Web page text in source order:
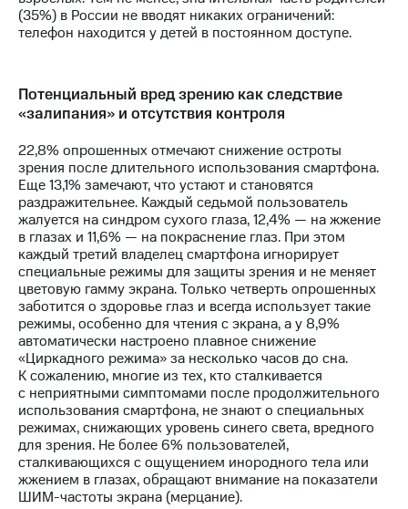
(35%) в России не вводят никаких ограничений:
телефон находится у детей в постоянном доступе.
Потенциальный вред зрению как следствие
«залипания» и отсутствия контроля
22,8% опрошенных отмечают снижение остроты
зрения после длительного использования смартфона.
Еще 13,1% замечают, что устают и становятся
раздражительнее. Каждый седьмой пользователь
жалуется на синдром сухого глаза, 12,4% — на жжение
в глазах и 11,6% — на покраснение глаз. При этом
каждый третий владелец смартфона игнорирует
специальные режимы для защиты зрения и не меняет
цветовую гамму экрана. Только четверть опрошенных
заботится о здоровье глаз и всегда использует такие
режимы, особенно для чтения с экрана, а у 8,9%
автоматически настроено плавное снижение
«Циркадного режима» за несколько часов до сна.
К сожалению, многие из тех, кто сталкивается
с неприятными симптомами после продолжительного
использования смартфона, не знают о специальных
режимах, снижающих уровень синего света, вредного
для зрения. Не более 6% пользователей,
сталкивающихся с ощущением инородного тела или
жжением в глазах, обращают внимание на показатели
ШИМ-частоты экрана (мерцание).